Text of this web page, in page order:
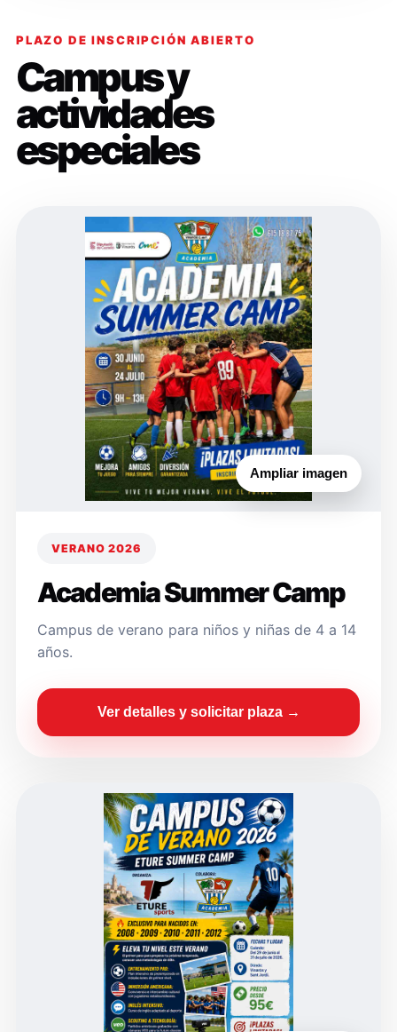
PLAZO DE INSCRIPCIÓN ABIERTO
Campus y
actividades
especiales
Ampliar imagen
VERANO 2026
Academia Summer Camp
Campus de verano para niños y niñas de 4 a 14
años.
Ver detalles y solicitar plaza →